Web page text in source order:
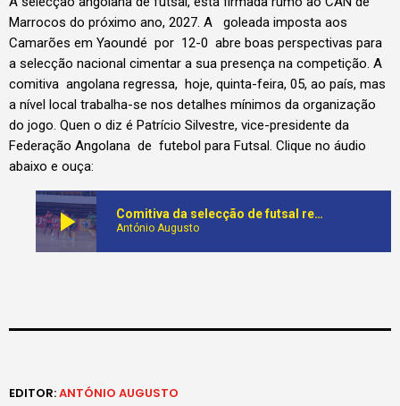
Marrocos do próximo ano, 2027. A goleada imposta aos
Camarões em Yaoundé por 12-0 abre boas perspectivas para
a selecção nacional cimentar a sua presença na competição. A
comitiva angolana regressa, hoje, quinta-feira, 05, ao país, mas
a nível local trabalha-se nos detalhes mínimos da organização
do jogo. Quen o diz é Patrício Silvestre, vice-presidente da
Federação Angolana de futebol para Futsal. Clique no áudio
abaixo e ouça:
play_arrow Comitiva da selecção de futsal regressa hoje 5ªfeira(05) ao país depois de chapar Camarões por 12-0
António Augusto
EDITOR:ANTÓNIO AUGUSTO